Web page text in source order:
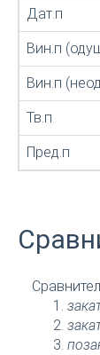
Дат.п
Вин.п
Вин.п
Тв.п
Пред.п